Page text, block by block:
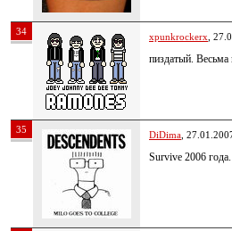
34 xpunkrockerx ,
пиздатый. Весьма
35 DiDima ,
Survive 2006